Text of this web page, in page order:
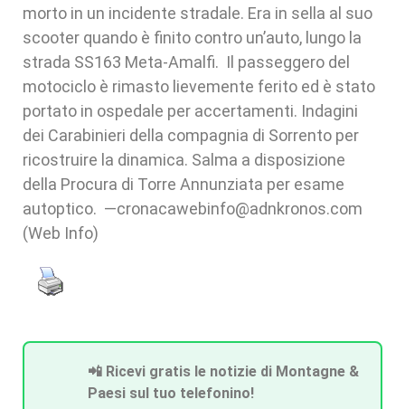
morto in un incidente stradale. Era in sella al suo
scooter quando è finito contro un’auto, lungo la
strada SS163 Meta-Amalfi. Il passeggero del
motociclo è rimasto lievemente ferito ed è stato
portato in ospedale per accertamenti. Indagini
dei Carabinieri della compagnia di Sorrento per
ricostruire la dinamica. Salma a disposizione
della Procura di Torre Annunziata per esame
autoptico. —cronacawebinfo@adnkronos.com
(Web Info)
📲 Ricevi gratis le notizie di Montagne &
Paesi sul tuo telefonino!